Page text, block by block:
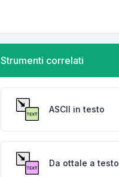
Strumenti correlati
ASCII in testo
Da ottale a testo